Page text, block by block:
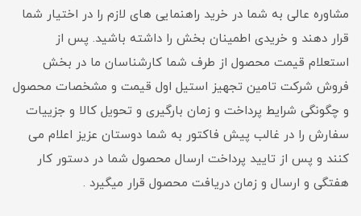
مشاوره عالی به شما در خرید راهنمایی های لازم را در اختیار شما
قرار دهند و خریدی اطمینان بخش را داشته باشید. پس از
استعلام قیمت محصول از طرف شما کارشناسان ما در بخش
فروش شرکت تامین تجهیز استیل اول قیمت و مشخصات محصول
و چگونگی شرایط پرداخت و زمان بارگیری و تحویل کالا و جزییات
سفارش را در غالب پیش فاکتور به شما دوستان عزیز اعلام می
کنند و پس از تایید پرداخت ارسال محصول شما در دستور کار
هفتگی و ارسال و زمان دریافت محصول قرار میگیرد .